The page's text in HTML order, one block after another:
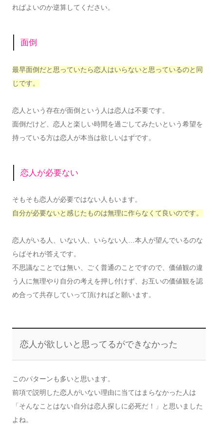
ればよいのか逆算してください。
面倒
最早面倒だと思っていたら恋人はいらないと思っているのと同
じです。
恋人という存在が面倒という人は恋人は不要です。
面倒だけど、恋人と楽しい時間を過ごしてみたいという希望を
持っている方は恋人が本当は欲しいはずです。
恋人が必要ない
そもそも恋人が必要ではない人もいます。
自分が必要ないと感じたものは無理に作らなくて良いのです。
恋人がいる人、いない人、いらない人…本人が望んでいるのな
らばそれが答えです。
不思議なことでは無い、ごく普通のことですので、価値観の違
う人に無理やり自分の考えを押し付けず、お互いの価値観を認
め合って共存していって頂ければと願います。
恋人が欲しいと思ってるができなかった
このパターンも多いと思います。
前項で説明した恋人がいない理由に当てはまらなかった人は
「そんなことはない自分は恋人探しに必死だ！」と思いました
よね。